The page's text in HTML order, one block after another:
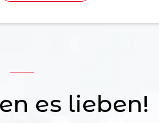
es lieben!